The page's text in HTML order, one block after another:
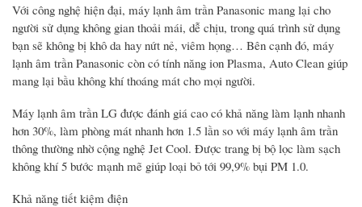
Với công nghệ hiện đại, máy lạnh âm trần Panasonic mang lại cho
người sử dụng không gian thoải mái, dễ chịu, trong quá trình sử dụng
bạn sẽ không bị khô da hay nứt nẻ, viêm họng… Bên cạnh đó, máy
lạnh âm trần Panasonic còn có tính năng ion Plasma, Auto Clean giúp
mang lại bầu không khí thoáng mát cho mọi người.
Máy lạnh âm trần LG được đánh giá cao có khả năng làm lạnh nhanh
hơn 30%, làm phòng mát nhanh hơn 1.5 lần so với máy lạnh âm trần
thông thường nhờ cộng nghệ Jet Cool. Được trang bị bộ lọc làm sạch
không khí 5 bước mạnh mẽ giúp loại bỏ tới 99,9% bụi PM 1.0.
Khả năng tiết kiệm điện